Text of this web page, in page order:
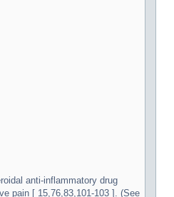
anti-inflammatory drug
pain [ 15,76,83,101-103 ]. (See